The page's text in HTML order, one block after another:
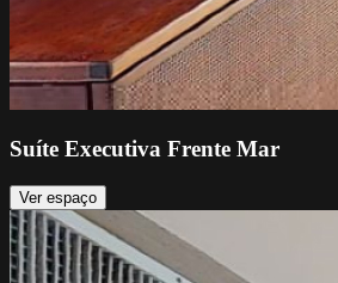
Suíte Executiva Frente Mar
Ver espaço